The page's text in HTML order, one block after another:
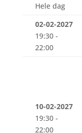
Hele dag
02-02-2027
19:30 -
22:00
10-02-2027
19:30 -
22:00